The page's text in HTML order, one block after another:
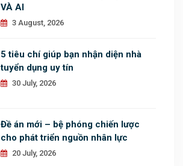
VÀ AI
3 August, 2026
5 tiêu chí giúp bạn nhận diện nhà
tuyển dụng uy tín
30 July, 2026
Đề án mới – bệ phóng chiến lược
cho phát triển nguồn nhân lực
20 July, 2026